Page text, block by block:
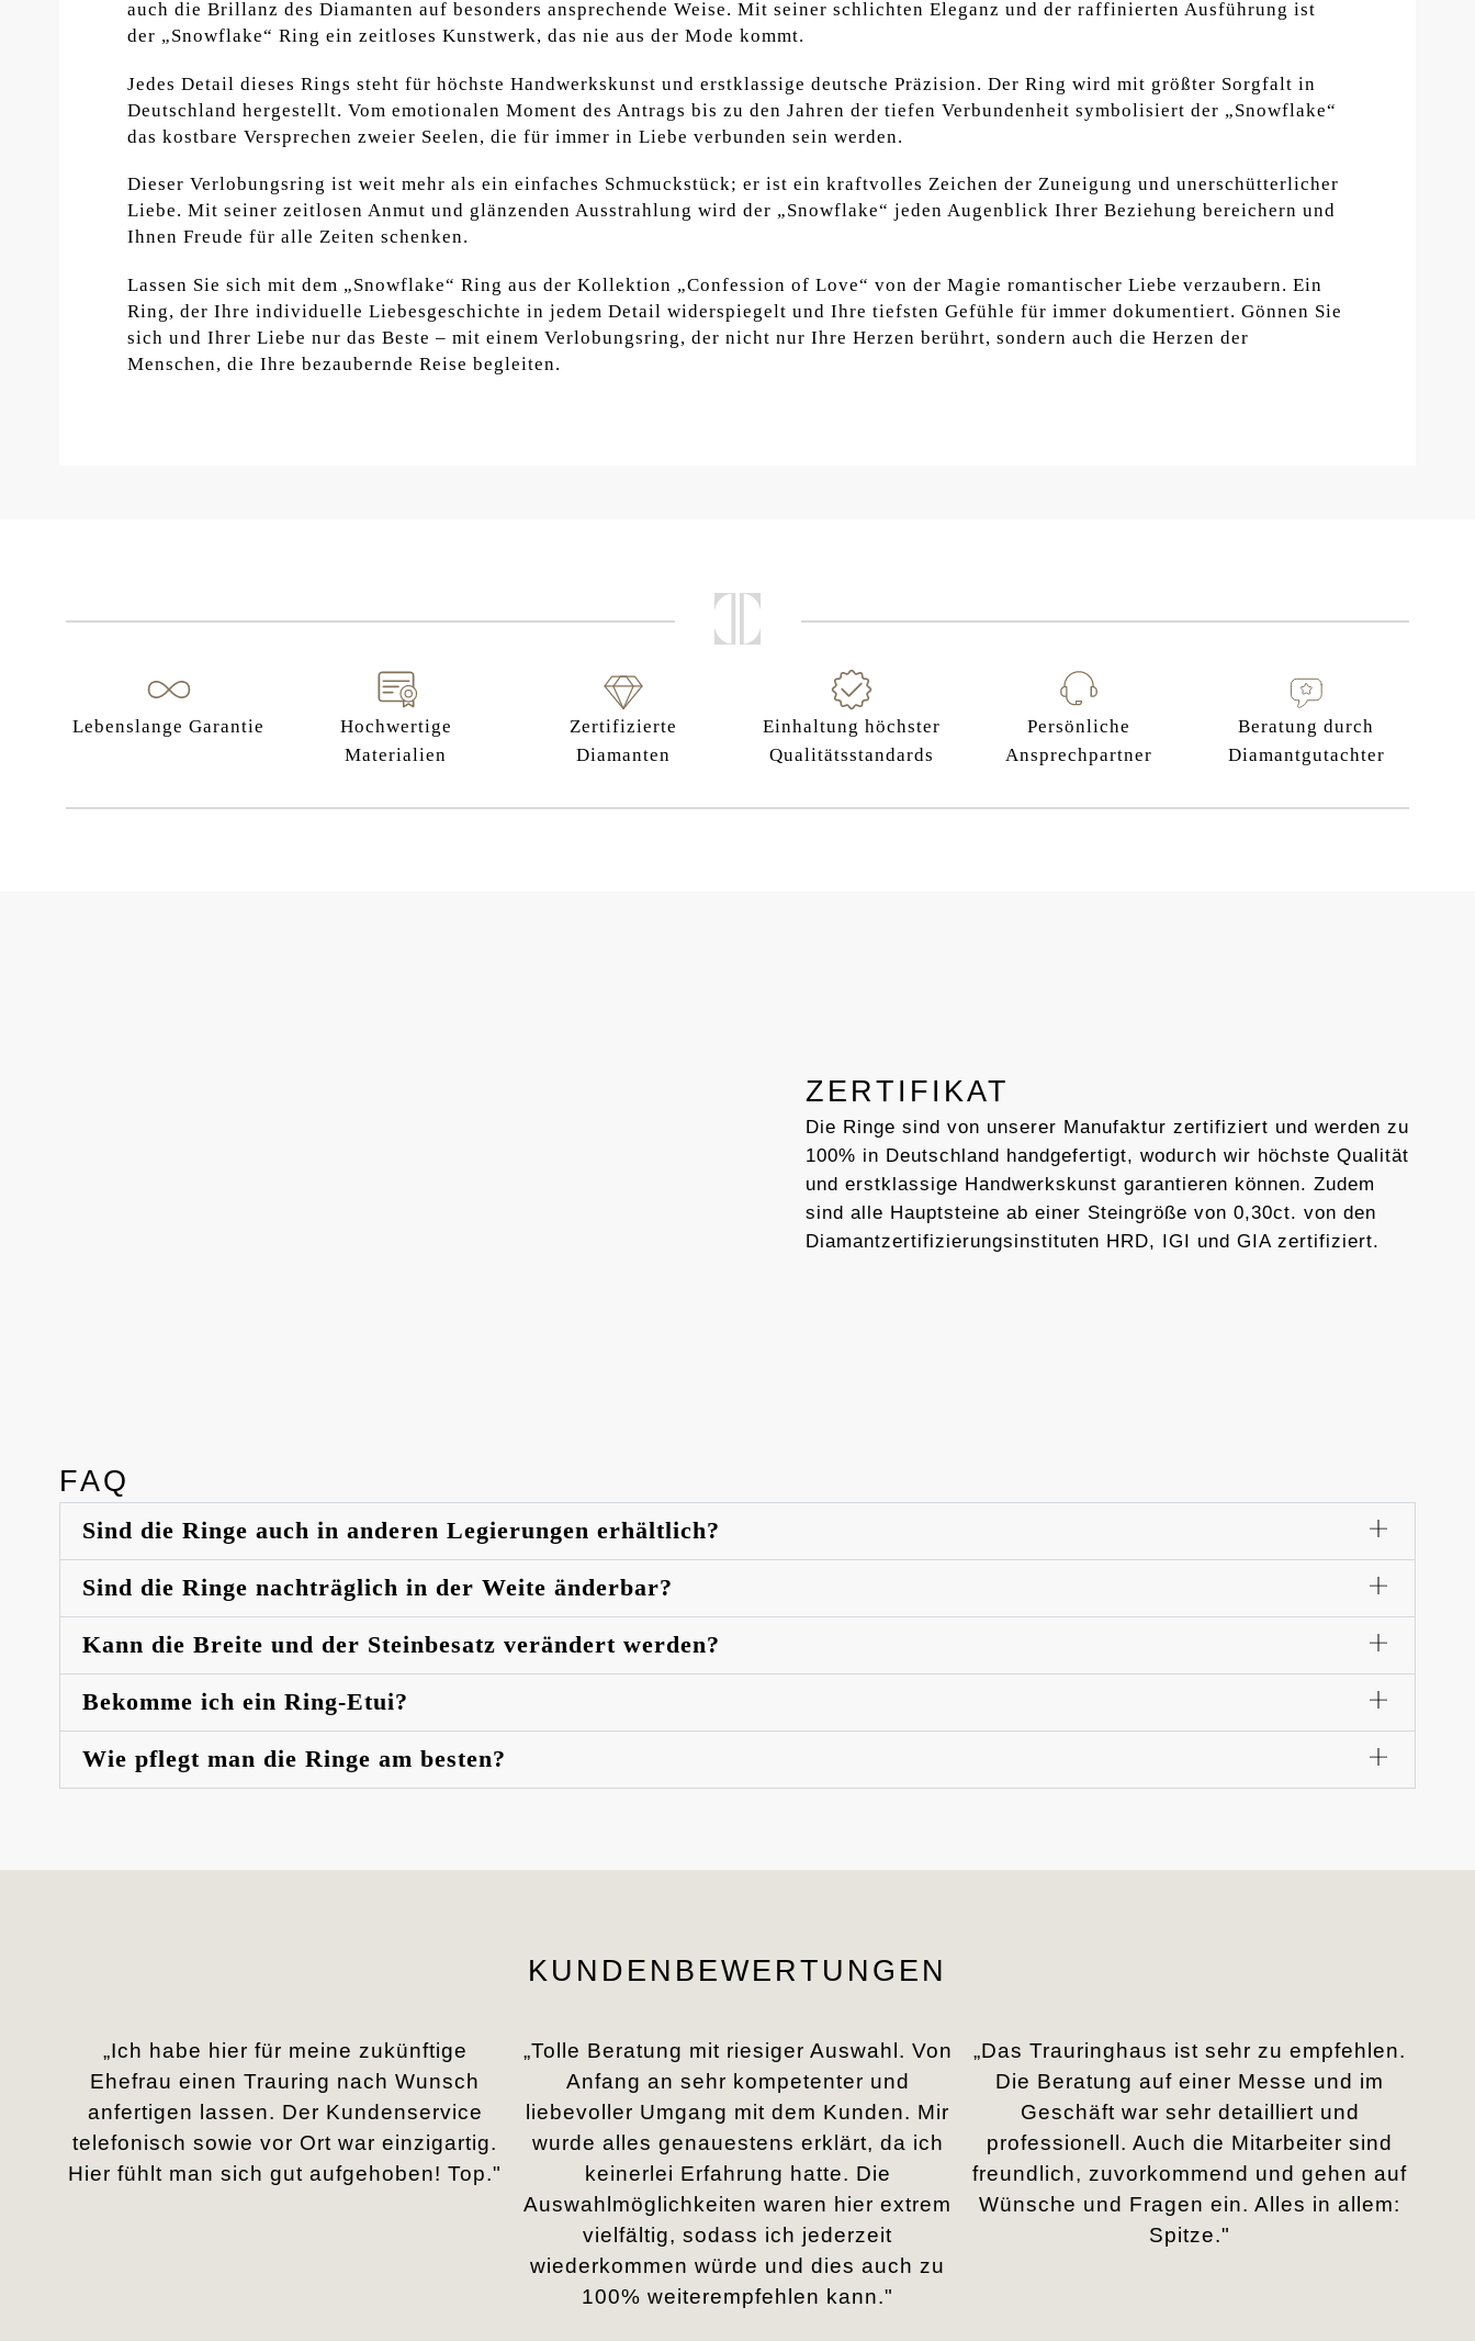
auch die Brillanz des Diamanten auf besonders ansprechende Weise. Mit seiner schlichten Eleganz und der raffinierten Ausführung ist
der „Snowflake“ Ring ein zeitloses Kunstwerk, das nie aus der Mode kommt.
Jedes Detail dieses Rings steht für höchste Handwerkskunst und erstklassige deutsche Präzision. Der Ring wird mit größter Sorgfalt in
Deutschland hergestellt. Vom emotionalen Moment des Antrags bis zu den Jahren der tiefen Verbundenheit symbolisiert der „Snowflake“
das kostbare Versprechen zweier Seelen, die für immer in Liebe verbunden sein werden.
Dieser Verlobungsring ist weit mehr als ein einfaches Schmuckstück; er ist ein kraftvolles Zeichen der Zuneigung und unerschütterlicher
Liebe. Mit seiner zeitlosen Anmut und glänzenden Ausstrahlung wird der „Snowflake“ jeden Augenblick Ihrer Beziehung bereichern und
Ihnen Freude für alle Zeiten schenken.
Lassen Sie sich mit dem „Snowflake“ Ring aus der Kollektion „Confession of Love“ von der Magie romantischer Liebe verzaubern. Ein
Ring, der Ihre individuelle Liebesgeschichte in jedem Detail widerspiegelt und Ihre tiefsten Gefühle für immer dokumentiert. Gönnen Sie
sich und Ihrer Liebe nur das Beste – mit einem Verlobungsring, der nicht nur Ihre Herzen berührt, sondern auch die Herzen der
Menschen, die Ihre bezaubernde Reise begleiten.
Lebenslange Garantie
Hochwertige
Materialien
Zertifizierte
Diamanten
Einhaltung höchster
Qualitätsstandards
Persönliche
Ansprechpartner
Beratung durch
Diamantgutachter
ZERTIFIKAT
Die Ringe sind von unserer Manufaktur zertifiziert und werden zu
100% in Deutschland handgefertigt, wodurch wir höchste Qualität
und erstklassige Handwerkskunst garantieren können. Zudem
sind alle Hauptsteine ab einer Steingröße von 0,30ct. von den
Diamantzertifizierungsinstituten HRD, IGI und GIA zertifiziert.
FAQ
Sind die Ringe auch in anderen Legierungen erhältlich?
Sind die Ringe nachträglich in der Weite änderbar?
Kann die Breite und der Steinbesatz verändert werden?
Bekomme ich ein Ring-Etui?
Wie pflegt man die Ringe am besten?
KUNDENBEWERTUNGEN
„Ich habe hier für meine zukünftige
Ehefrau einen Trauring nach Wunsch
anfertigen lassen. Der Kundenservice
telefonisch sowie vor Ort war einzigartig.
Hier fühlt man sich gut aufgehoben! Top."
„Tolle Beratung mit riesiger Auswahl. Von
Anfang an sehr kompetenter und
liebevoller Umgang mit dem Kunden. Mir
wurde alles genauestens erklärt, da ich
keinerlei Erfahrung hatte. Die
Auswahlmöglichkeiten waren hier extrem
vielfältig, sodass ich jederzeit
wiederkommen würde und dies auch zu
100% weiterempfehlen kann."
„Das Trauringhaus ist sehr zu empfehlen.
Die Beratung auf einer Messe und im
Geschäft war sehr detailliert und
professionell. Auch die Mitarbeiter sind
freundlich, zuvorkommend und gehen auf
Wünsche und Fragen ein. Alles in allem:
Spitze."